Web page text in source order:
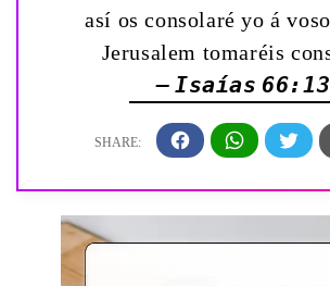
así os consolaré yo á
Jerusalem tomaréis
— Isaías 66:13